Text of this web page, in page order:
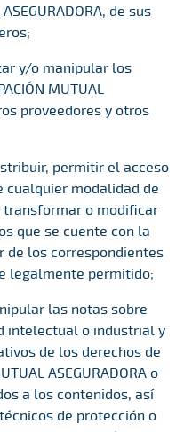
de sus
y/o manipular los
MUTUAL
proveedores y otros
permitir el acceso
cualquier modalidad de
o modificar
que se cuente con la
los correspondientes
legalmente permitido;
las notas sobre
intelectual o industrial y
de los derechos de
ASEGURADORA o
a los contenidos, así
de protección o